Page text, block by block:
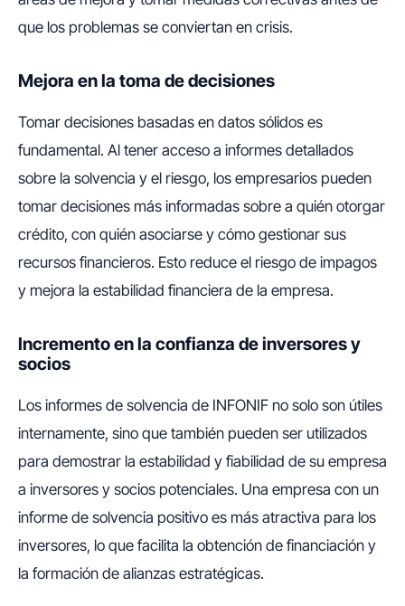
que los problemas se conviertan en crisis.
Mejora en la toma de decisiones
Tomar decisiones basadas en datos sólidos es
fundamental. Al tener acceso a informes detallados
sobre la solvencia y el riesgo, los empresarios pueden
tomar decisiones más informadas sobre a quién otorgar
crédito, con quién asociarse y cómo gestionar sus
recursos financieros. Esto reduce el riesgo de impagos
y mejora la estabilidad financiera de la empresa.
Incremento en la confianza de inversores y
socios
Los informes de solvencia de INFONIF no solo son útiles
internamente, sino que también pueden ser utilizados
para demostrar la estabilidad y fiabilidad de su empresa
a inversores y socios potenciales. Una empresa con un
informe de solvencia positivo es más atractiva para los
inversores, lo que facilita la obtención de financiación y
la formación de alianzas estratégicas.